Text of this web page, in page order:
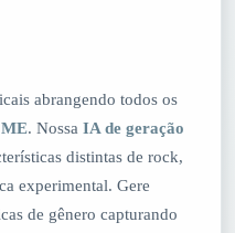
abrangendo todos os
. Nossa IA de geração
distintas de rock,
experimental. Gere
de gênero capturando